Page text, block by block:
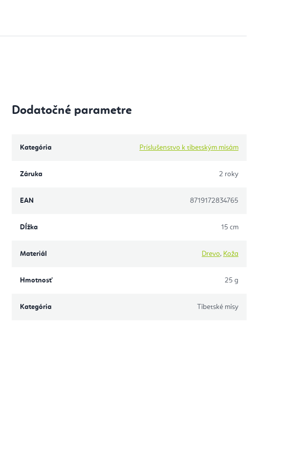
Dodatočné parametre
Kategória Príslušenstvo k tibetským misám
Záruka 2 roky
EAN 8719172834765
Dĺžka 15 cm
Materiál Drevo, Koža
Hmotnosť 25 g
Kategória Tibetské misy